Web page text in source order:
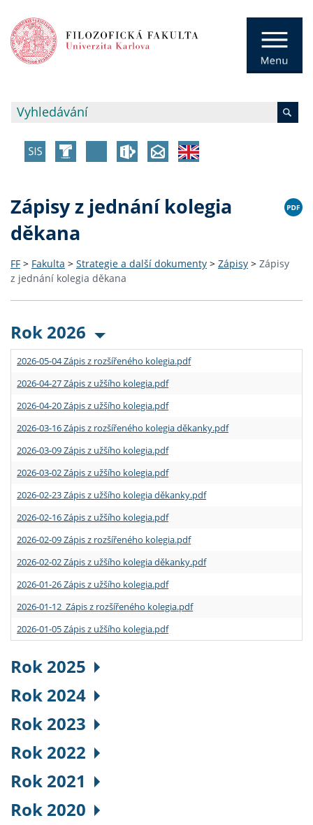
Zápisy z jednání kolegia
děkana
FF > Fakulta > Strategie a další dokumenty > Zápisy > Zápisy
z jednání kolegia děkana
Rok 2026
2026-05-04 Zápis z rozšířeného kolegia.pdf
2026-04-27 Zápis z užšího kolegia.pdf
2026-04-20 Zápis z užšího kolegia.pdf
2026-03-16 Zápis z rozšířeného kolegia děkanky.pdf
2026-03-09 Zápis z užšího kolegia.pdf
2026-03-02 Zápis z užšího kolegia.pdf
2026-02-23 Zápis z užšího kolegia děkanky.pdf
2026-02-16 Zápis z užšího kolegia.pdf
2026-02-09 Zápis z rozšířeného kolegia.pdf
2026-02-02 Zápis z užšího kolegia děkanky.pdf
2026-01-26 Zápis z užšího kolegia.pdf
2026-01-12 Zápis z rozšířeného kolegia.pdf
2026-01-05 Zápis z užšího kolegia.pdf
Rok 2025
Rok 2024
Rok 2023
Rok 2022
Rok 2021
Rok 2020